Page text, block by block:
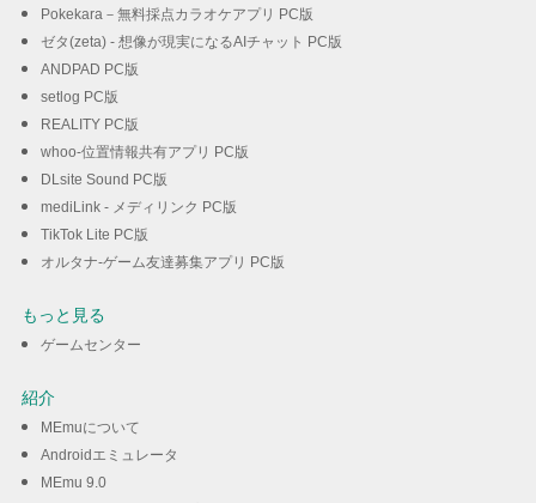
Pokekara－無料採点カラオケアプリ PC版
ゼタ(zeta) - 想像が現実になるAIチャット PC版
ANDPAD PC版
setlog PC版
REALITY PC版
whoo-位置情報共有アプリ PC版
DLsite Sound PC版
mediLink - メディリンク PC版
TikTok Lite PC版
オルタナ-ゲーム友達募集アプリ PC版
もっと見る
ゲームセンター
紹介
MEmuについて
Androidエミュレータ
MEmu 9.0